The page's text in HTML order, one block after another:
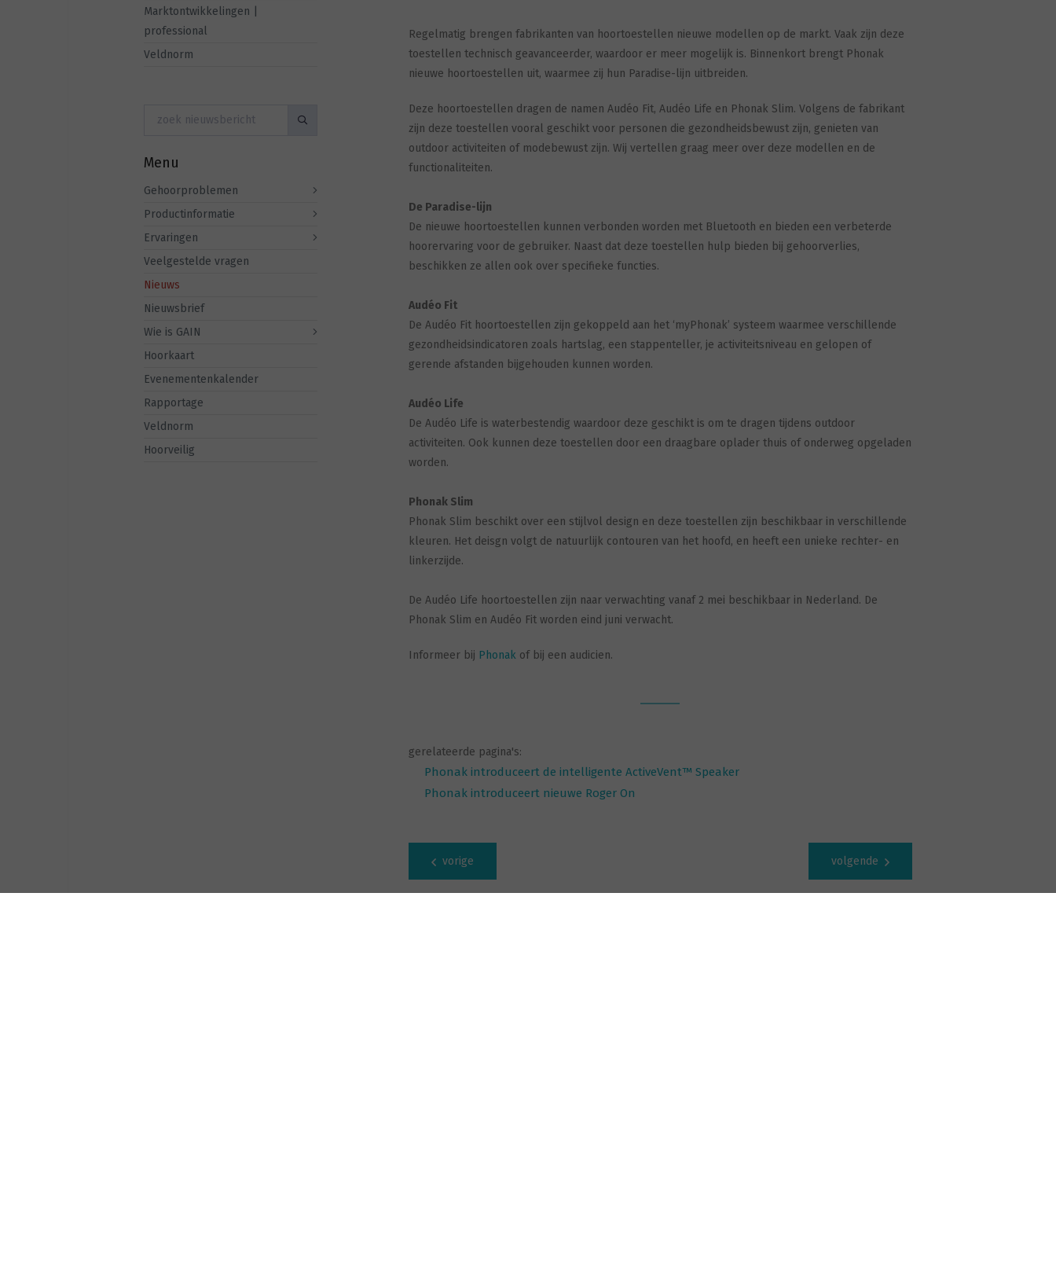
Marktontwikkelingen |
professional
Veldnorm
Menu
Gehoorproblemen
Productinformatie
Ervaringen
Veelgestelde vragen
Nieuws
Nieuwsbrief
Wie is GAIN
Hoorkaart
Evenementenkalender
Rapportage
Veldnorm
Hoorveilig
Regelmatig brengen fabrikanten van hoortoestellen nieuwe modellen op de markt. Vaak zijn deze
toestellen technisch geavanceerder, waardoor er meer mogelijk is. Binnenkort brengt Phonak
nieuwe hoortoestellen uit, waarmee zij hun Paradise-lijn uitbreiden.
Deze hoortoestellen dragen de namen Audéo Fit, Audéo Life en Phonak Slim. Volgens de fabrikant
zijn deze toestellen vooral geschikt voor personen die gezondheidsbewust zijn, genieten van
outdoor activiteiten of modebewust zijn. Wij vertellen graag meer over deze modellen en de
functionaliteiten.
De Paradise-lijn
De nieuwe hoortoestellen kunnen verbonden worden met Bluetooth en bieden een verbeterde
hoorervaring voor de gebruiker. Naast dat deze toestellen hulp bieden bij gehoorverlies,
beschikken ze allen ook over specifieke functies.
Audéo Fit
De Audéo Fit hoortoestellen zijn gekoppeld aan het ‘myPhonak’ systeem waarmee verschillende
gezondheidsindicatoren zoals hartslag, een stappenteller, je activiteitsniveau en gelopen of
gerende afstanden bijgehouden kunnen worden.
Audéo Life
De Audéo Life is waterbestendig waardoor deze geschikt is om te dragen tijdens outdoor
activiteiten. Ook kunnen deze toestellen door een draagbare oplader thuis of onderweg opgeladen
worden.
Phonak Slim
Phonak Slim beschikt over een stijlvol design en deze toestellen zijn beschikbaar in verschillende
kleuren. Het deisgn volgt de natuurlijk contouren van het hoofd, en heeft een unieke rechter- en
linkerzijde.
De Audéo Life hoortoestellen zijn naar verwachting vanaf 2 mei beschikbaar in Nederland. De
Phonak Slim en Audéo Fit worden eind juni verwacht.
Informeer bij Phonakof bij een audicien.
gerelateerde pagina's:
Phonak introduceert de intelligente ActiveVent™ Speaker
Phonak introduceert nieuwe Roger On
vorige volgende